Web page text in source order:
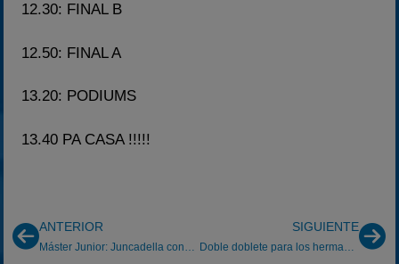
12.30: FINAL B
12.50: FINAL A
13.20: PODIUMS
13.40 PA CASA !!!!!
ANTERIOR
Máster Junior: Juncadella consigue otro podio
SIGUIENTE
Doble doblete para los hermanos Gil